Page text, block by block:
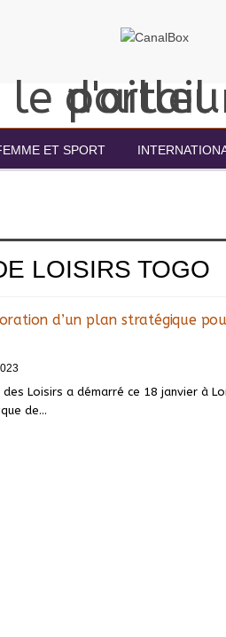
ET SPORT
LOISIRS TOGO
d’un plan stratégique
Loisirs a démarré ce 18 janvier à
de…